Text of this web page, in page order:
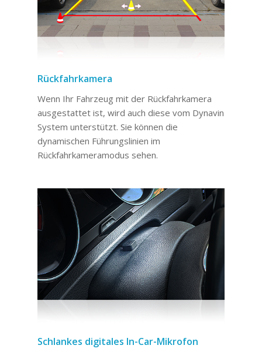
Rückfahrkamera
Wenn Ihr Fahrzeug mit der Rückfahrkamera
ausgestattet ist, wird auch diese vom Dynavin
System unterstützt. Sie können die
dynamischen Führungslinien im
Rückfahrkameramodus sehen.
Schlankes digitales In-Car-Mikrofon